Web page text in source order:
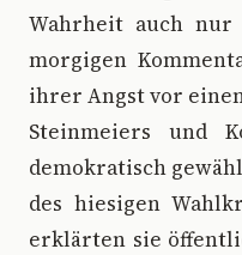
Wahrheit auch nur
morgigen
ihrer Angst vor
Steinmeiers und
demokratisch
des hiesigen
erklärten sie